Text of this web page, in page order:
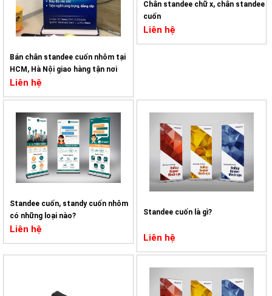
Bán chân standee cuốn nhôm tại
HCM, Hà Nội giao hàng tận nơi
Liên hệ
Chân standee chữ x, chân standee
cuốn
Liên hệ
Standee cuốn, standy cuốn nhôm
có những loại nào?
Liên hệ
Standee cuốn là gì?
Liên hệ